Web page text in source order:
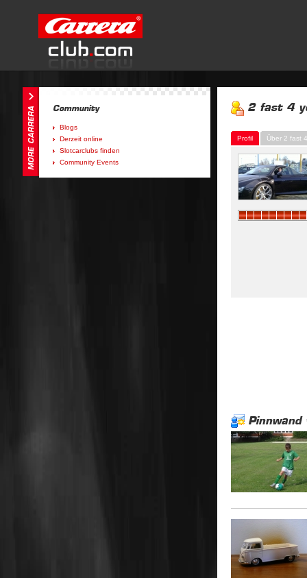
Blogs
Derzeit online
Slotcarclubs finden
Community Events
Profil Über 2 fast